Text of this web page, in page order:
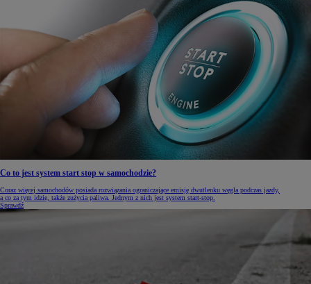
Co to jest system start stop w samochodzie?
Coraz więcej samochodów posiada rozwiązania ograniczające emisję dwutlenku węgla podczas jazdy,
a co za tym idzie, także zużycia paliwa. Jednym z nich jest system start-stop.
Sprawdź